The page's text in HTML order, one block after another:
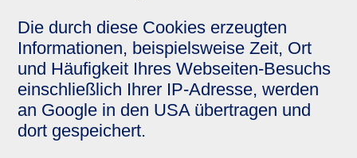
Die durch diese Cookies erzeugten
Informationen, beispielsweise Zeit, Ort
und Häufigkeit Ihres Webseiten-Besuchs
einschließlich Ihrer IP-Adresse, werden
an Google in den USA übertragen und
dort gespeichert.